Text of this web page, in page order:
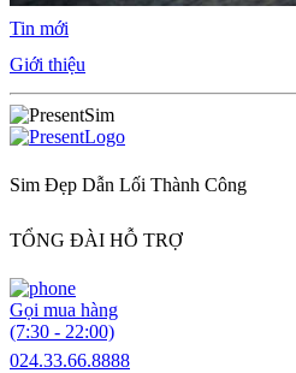
Tin mới
Giới thiệu
Sim Đẹp Dẫn Lối Thành Công
TỔNG ĐÀI HỖ TRỢ
Gọi mua hàng
(7:30 - 22:00)
024.33.66.8888